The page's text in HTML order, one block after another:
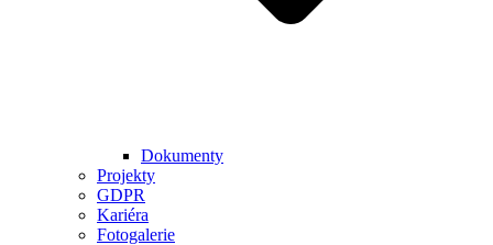
Dokumenty
Projekty
GDPR
Kariéra
Fotogalerie